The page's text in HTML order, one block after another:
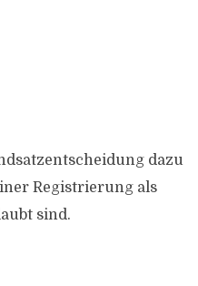
dazu
Registrierung als
sind.